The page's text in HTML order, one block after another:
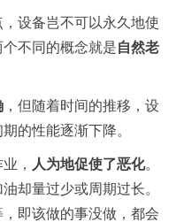
设备岂不可以永久地使
不同的概念就是自然老
，但随着时间的推移，设
的性能逐渐下降。
， 人为地促使了恶化。
却量过少或周期过长。
即该做的事没做，都会